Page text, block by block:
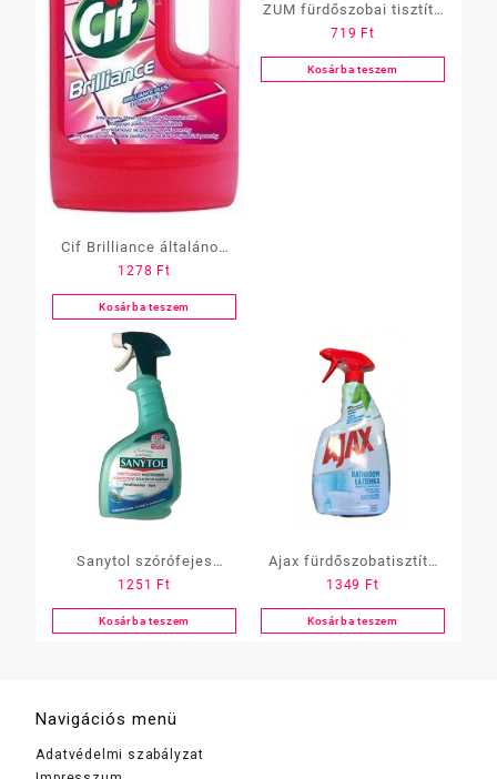
Cif Brilliance általános
tisztító 1 l többféle
1278 Ft
Kosárba teszem
ZUM fürdőszobai tisztító
szórófejes 500 ml
719 Ft
Kosárba teszem
Sanytol szórófejes
fertőtlenítő felülettisztító
500 ml fürdőszobai
1251 Ft
Kosárba teszem
Ajax fürdőszobatisztító
750 ml, szórófejes
1349 Ft
Kosárba teszem
Navigációs menü
Adatvédelmi szabályzat